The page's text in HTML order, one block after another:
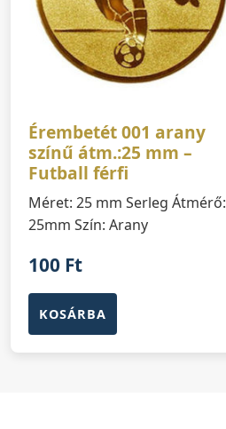
Érembetét 001 arany
színű átm.:25 mm –
Futball férfi
Méret: 25 mm Serleg Átmérő:
25mm Szín: Arany
100 Ft
KOSÁRBA